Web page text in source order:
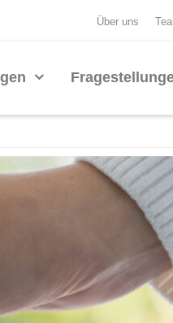
Über uns